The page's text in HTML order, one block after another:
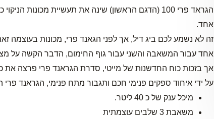
הגראד פרי 100 (הדגם הראשון) שינה את תעשיית
אחד.
זה לא נשמע לכם ביג דיל, אך לפני הגאנד פרי, מכונות בעוצמה
אחד עבור המשאבה והשני עבור גוף החימום, הדבר הקשה על
אך בזכות כוח החדשנות של מייטי, סדרת הגראנד פרי פרצה את
על ידי איחוד ספקים פנימי חכם ותגבור מתח פנימי, הגראנד
מיכל ענק של כ 40 ליטר.
משאבת 3 שלבים עוצמתית